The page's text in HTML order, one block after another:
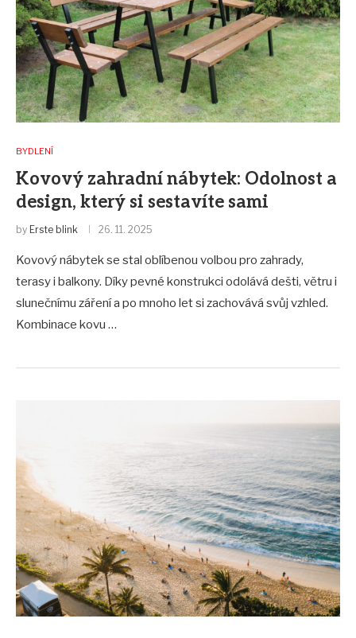
BYDLENÍ
Kovový zahradní nábytek: Odolnost a
design, který si sestavíte sami
by Erste blink 26. 11. 2025
Kovový nábytek se stal oblíbenou volbou pro zahrady,
terasy i balkony. Díky pevné konstrukci odolává dešti, větru i
slunečnímu záření a po mnoho let si zachovává svůj vzhled.
Kombinace kovu …